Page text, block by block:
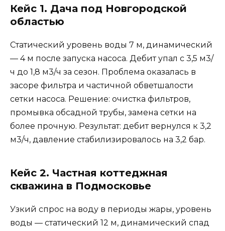
Кейс 1. Дача под Новгородской
областью
Статический уровень воды 7 м, динамический
— 4 м после запуска насоса. Дебит упал с 3,5 м3/
ч до 1,8 м3/ч за сезон. Проблема оказалась в
засоре фильтра и частичной обветшалости
сетки насоса. Решение: очистка фильтров,
промывка обсадной трубы, замена сетки на
более прочную. Результат: дебит вернулся к 3,2
м3/ч, давление стабилизировалось на 3,2 бар.
Кейс 2. Частная коттеджная
скважина в Подмосковье
Узкий спрос на воду в периоды жары, уровень
воды — статический 12 м, динамический спад